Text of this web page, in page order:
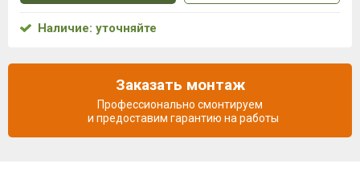
Наличие: уточняйте
Заказать монтаж
Профессионально смонтируем
и предоставим гарантию на работы